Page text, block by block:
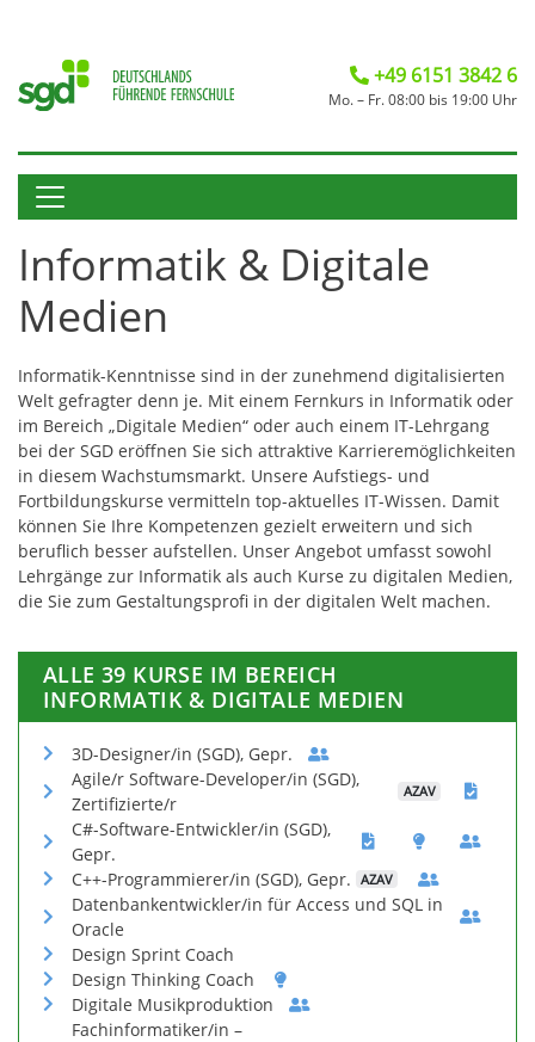
+49 6151 3842 6
Mo. – Fr. 08:00 bis 19:00 Uhr
Informatik & Digitale
Medien
Informatik-Kenntnisse sind in der zunehmend digitalisierten
Welt gefragter denn je. Mit einem Fernkurs in Informatik oder
im Bereich „Digitale Medien“ oder auch einem IT-Lehrgang
bei der SGD eröffnen Sie sich attraktive Karrieremöglichkeiten
in diesem Wachstumsmarkt. Unsere Aufstiegs- und
Fortbildungskurse vermitteln top-aktuelles IT-Wissen. Damit
können Sie Ihre Kompetenzen gezielt erweitern und sich
beruflich besser aufstellen. Unser Angebot umfasst sowohl
Lehrgänge zur Informatik als auch Kurse zu digitalen Medien,
die Sie zum Gestaltungsprofi in der digitalen Welt machen.
ALLE 39 KURSE IM BEREICH
INFORMATIK & DIGITALE MEDIEN
3D-Designer/in (SGD), Gepr.
Agile/r Software-Developer/in (SGD),
Zertifizierte/r
AZAV
C#-Software-Entwickler/in (SGD),
Gepr.
C++-Programmierer/in (SGD), Gepr.
AZAV
Datenbankentwickler/in für Access und SQL in
Oracle
Design Sprint Coach
Design Thinking Coach
Digitale Musikproduktion
Fachinformatiker/in –